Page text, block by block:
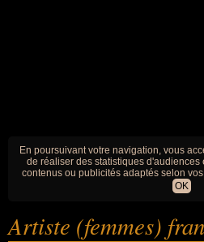
En poursuivant votre navigation, vous
de réaliser des statistiques d'audiences
contenus ou publicités adaptés selon
OK
Artiste (femmes)